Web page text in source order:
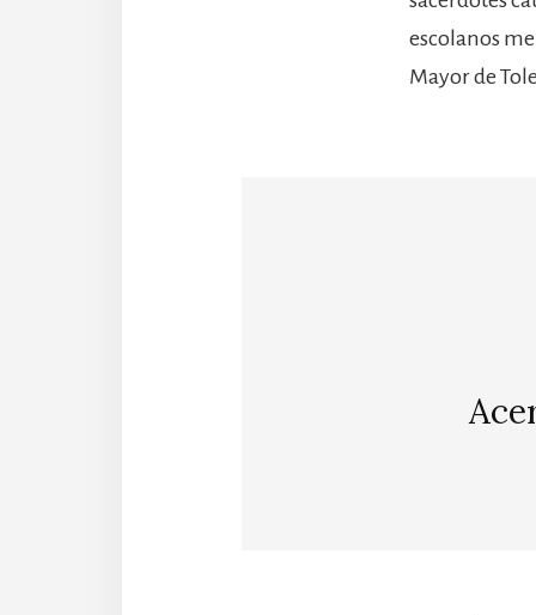
escolanos
Mayor de